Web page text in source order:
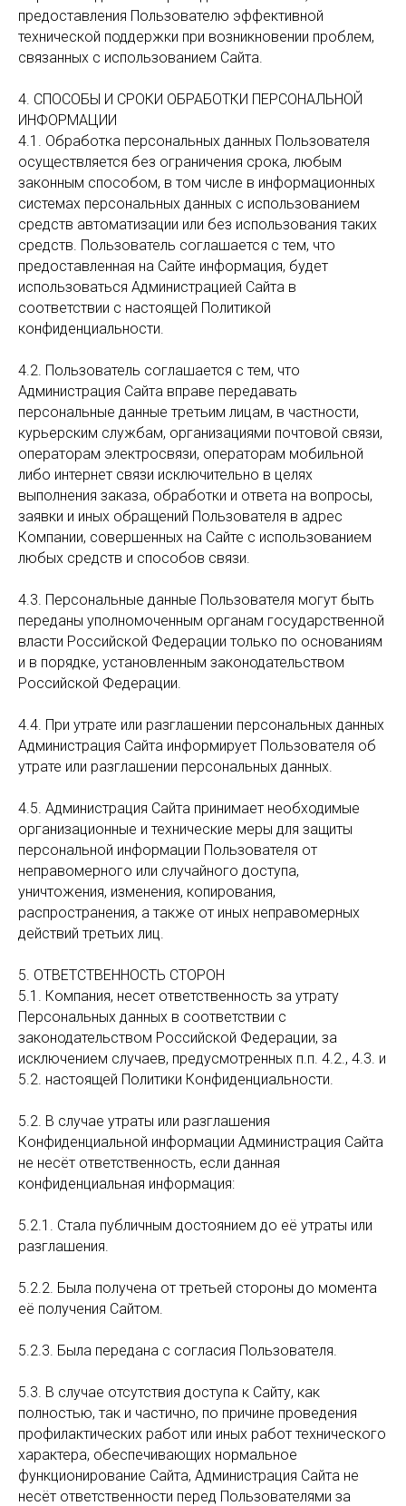
предоставления Пользователю эффективной
технической поддержки при возникновении проблем,
связанных с использованием Сайта.
4. СПОСОБЫ И СРОКИ ОБРАБОТКИ ПЕРСОНАЛЬНОЙ
ИНФОРМАЦИИ
4.1. Обработка персональных данных Пользователя
осуществляется без ограничения срока, любым
законным способом, в том числе в информационных
системах персональных данных с использованием
средств автоматизации или без использования таких
средств. Пользователь соглашается с тем, что
предоставленная на Сайте информация, будет
использоваться Администрацией Сайта в
соответствии с настоящей Политикой
конфиденциальности.
4.2. Пользователь соглашается с тем, что
Администрация Сайта вправе передавать
персональные данные третьим лицам, в частности,
курьерским службам, организациями почтовой связи,
операторам электросвязи, операторам мобильной
либо интернет связи исключительно в целях
выполнения заказа, обработки и ответа на вопросы,
заявки и иных обращений Пользователя в адрес
Компании, совершенных на Сайте с использованием
любых средств и способов связи.
4.3. Персональные данные Пользователя могут быть
переданы уполномоченным органам государственной
власти Российской Федерации только по основаниям
и в порядке, установленным законодательством
Российской Федерации.
4.4. При утрате или разглашении персональных данных
Администрация Сайта информирует Пользователя об
утрате или разглашении персональных данных.
4.5. Администрация Сайта принимает необходимые
организационные и технические меры для защиты
персональной информации Пользователя от
неправомерного или случайного доступа,
уничтожения, изменения, копирования,
распространения, а также от иных неправомерных
действий третьих лиц.
5. ОТВЕТСТВЕННОСТЬ СТОРОН
5.1. Компания, несет ответственность за утрату
Персональных данных в соответствии с
законодательством Российской Федерации, за
исключением случаев, предусмотренных п.п. 4.2., 4.3. и
5.2. настоящей Политики Конфиденциальности.
5.2. В случае утраты или разглашения
Конфиденциальной информации Администрация Сайта
не несёт ответственность, если данная
конфиденциальная информация:
5.2.1. Стала публичным достоянием до её утраты или
разглашения.
5.2.2. Была получена от третьей стороны до момента
её получения Сайтом.
5.2.3. Была передана с согласия Пользователя.
5.3. В случае отсутствия доступа к Сайту, как
полностью, так и частично, по причине проведения
профилактических работ или иных работ технического
характера, обеспечивающих нормальное
функционирование Сайта, Администрация Сайта не
несёт ответственности перед Пользователями за